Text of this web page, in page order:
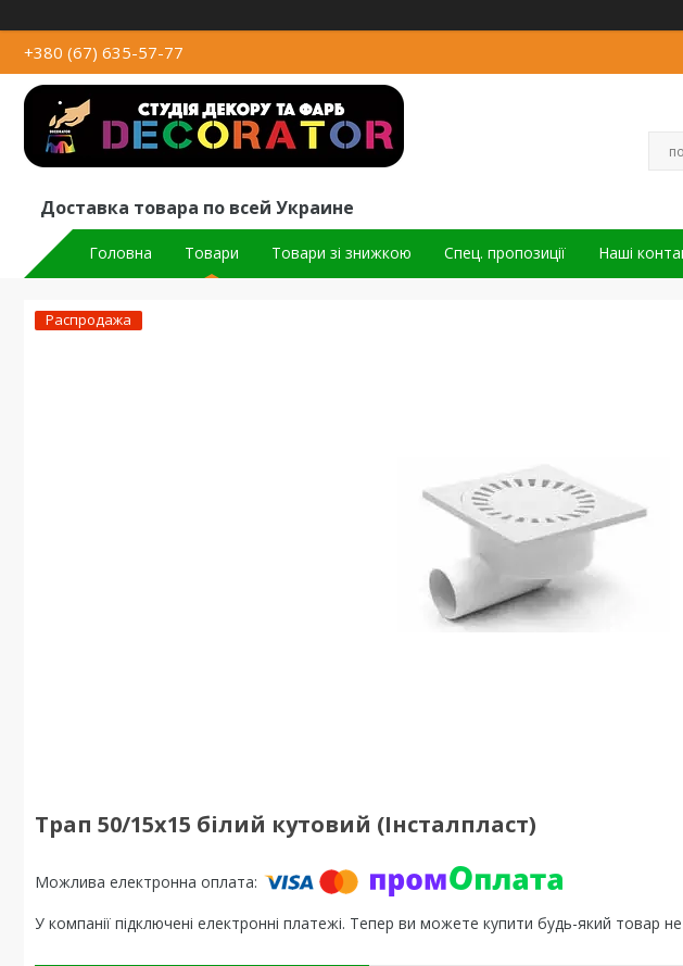
+380 (67) 635-57-77
Доставка товара по всей Украине
Головна Товари Товари зі знижкою Спец. пропозиції Наші
Распродажа
Трап 50/15х15 білий кутовий (Інсталпласт)
У компанії підключені електронні платежі. Тепер ви можете купити будь-який товар